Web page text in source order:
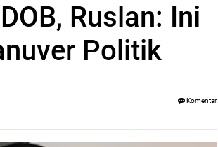
Ruslan: Ini
Politik
Komentar